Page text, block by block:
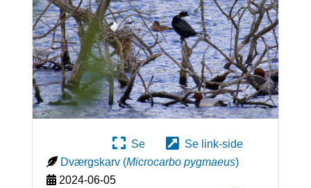
Se
Se link-side
Dværgskarv (Microcarbo pygmaeus)
2024-06-05